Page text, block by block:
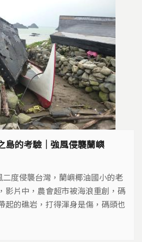
島的考驗｜強風侵襲蘭嶼
度侵襲台灣，蘭嶼椰油國小的老
影片中，農會超市被海浪重創，碼
起的礁岩，打得渾身是傷，碼頭也
失去對外交通與連繫方式的蘭
人關切的焦點，離島防災問題，